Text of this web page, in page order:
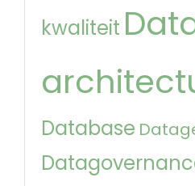
kwaliteit
Database